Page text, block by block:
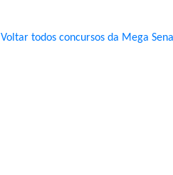
Voltar todos concursos da Mega